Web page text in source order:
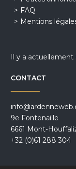
FAQ
Mentions
Il y a actuellement
CONTACT
9e Fontenaille
6661 Mont-
+32 (0)61 288 304